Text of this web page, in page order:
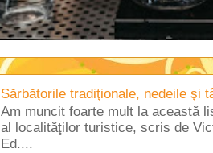
Sărbătorile tradiţionale, nedeile şi
Am muncit foarte mult la această
al localităţilor turistice, scris de
Ed....